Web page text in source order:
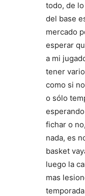
todo, de
del base
mercado
esperar
a mi
tener
como si
o sólo
fichar o
nada, es
basket
luego la
mas